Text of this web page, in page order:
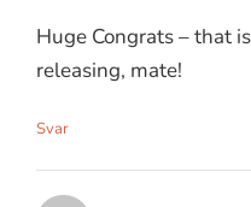
Huge Congrats – that
releasing, mate!
Svar